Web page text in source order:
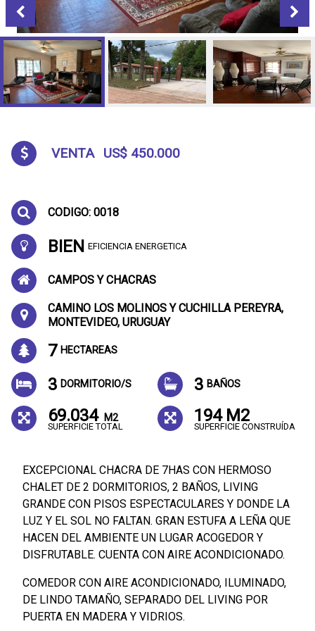
VENTA US$ 450.000
CODIGO: 0018
BIEN EFICIENCIA ENERGETICA
CAMPOS Y CHACRAS
CAMINO LOS MOLINOS Y CUCHILLA PEREYRA,
MONTEVIDEO, URUGUAY
7 HECTAREAS
3 DORMITORIO/S 3 BAÑOS
69.034 M2
SUPERFICIE TOTAL
194 M2
SUPERFICIE CONSTRUÍDA
EXCEPCIONAL CHACRA DE 7HAS CON HERMOSO
CHALET DE 2 DORMITORIOS, 2 BAÑOS, LIVING
GRANDE CON PISOS ESPECTACULARES Y DONDE LA
LUZ Y EL SOL NO FALTAN. GRAN ESTUFA A LEÑA QUE
HACEN DEL AMBIENTE UN LUGAR ACOGEDOR Y
DISFRUTABLE. CUENTA CON AIRE ACONDICIONADO.
COMEDOR CON AIRE ACONDICIONADO, ILUMINADO,
DE LINDO TAMAÑO, SEPARADO DEL LIVING POR
PUERTA EN MADERA Y VIDRIOS.